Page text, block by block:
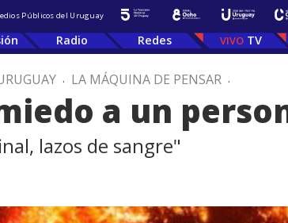
Públicos del Uruguay
Radio Redes TV
. LA MÁQUINA DE PENSAR .
a un
lazos de sangre"